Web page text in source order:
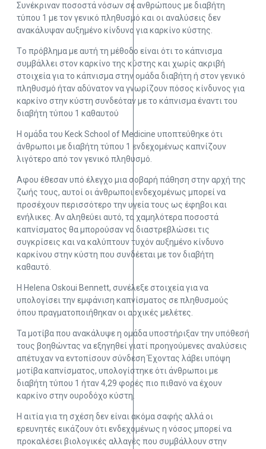
Συνέκριναν ποσοστά νόσων σε ανθρώπους με διαβήτη
τύπου 1 με τον γενικό πληθυσμό και οι αναλύσεις δεν
ανακάλυψαν αυξημένο κίνδυνο για καρκίνο κύστης.
Tο πρόβλημα με αυτή τη μέθοδο είναι ότι το κάπνισμα
συμβάλλει στον καρκίνο της κύστης και χωρίς ακριβή
στοιχεία για το κάπνισμα στην ομάδα διαβήτη ή στον γενικό
πληθυσμό ήταν αδύνατον να γνωρίζουν πόσος κίνδυνος για
καρκίνο στην κύστη συνδεόταν με το κάπνισμα έναντι του
διαβήτη τύπου 1 καθαυτού
Η ομάδα του Keck School of Medicine υποπτεύθηκε ότι
άνθρωποι με διαβήτη τύπου 1 ενδεχομένως καπνίζουν
λιγότερο από τον γενικό πληθυσμό.
Αφου έθεσαν υπό έλεγχο μια σοβαρή πάθηση στην αρχή της
ζωής τους, αυτοί οι άνθρωποι ενδεχομένως μπορεί να
προσέχουν περισσότερο την υγεία τους ως έφηβοι και
ενήλικες. Αν αληθεύει αυτό, τα χαμηλότερα ποσοστά
καπνίσματος θα μπορούσαν να διαστρεβλώσει τις
συγκρίσεις και να καλύπτουν τυχόν αυξημένο κίνδυνο
καρκίνου στην κύστη που συνδέεται με τον διαβήτη
καθαυτό.
Η Helena Oskoui Bennett, συνέλεξε στοιχεία για να
υπολογίσει την εμφάνιση καπνίσματος σε πληθυσμούς
όπου πραγματοποιήθηκαν οι αρχικές μελέτες.
Τα μοτίβα που ανακάλυψε η ομάδα υποστήριξαν την υπόθεσή
τους βοηθώντας να εξηγηθεί γιατί προηγούμενες αναλύσεις
απέτυχαν να εντοπίσουν σύνδεση Έχοντας λάβει υπόψη
μοτίβα καπνίσματος, υπολογίστηκε ότι άνθρωποι με
διαβήτη τύπου 1 ήταν 4,29 φορές πιο πιθανό να έχουν
καρκίνο στην ουροδόχο κύστη.
Η αιτία για τη σχέση δεν είναι ακόμα σαφής αλλά οι
ερευνητές εικάζουν ότι ενδεχομένως η νόσος μπορεί να
προκαλέσει βιολογικές αλλαγές που συμβάλλουν στην